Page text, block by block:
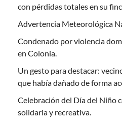
con pérdidas totales en su
Advertencia Meteorológica
Condenado por violencia
en Colonia.
Un gesto para destacar:
que había dañado de forma
Celebración del Día del Niño
solidaria y recreativa.